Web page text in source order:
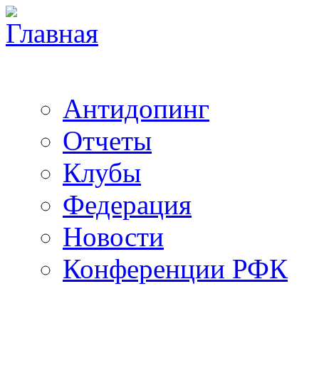
Антидопинг
Отчеты
Клубы
Федерация
Новости
Конференции РФК